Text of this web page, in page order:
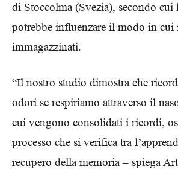
di Stoccolma (Svezia), secondo cui
potrebbe influenzare il modo in cui
immagazzinati.
“Il nostro studio dimostra che
odori se respiriamo attraverso il
cui vengono consolidati i ricordi,
processo che si verifica tra
recupero della memoria – spiega